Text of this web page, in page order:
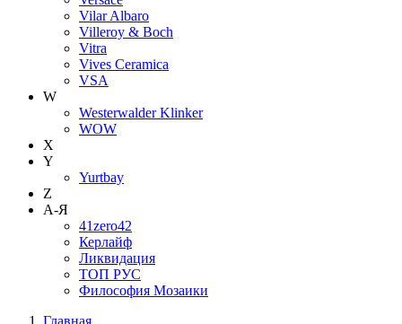
Vilar Albaro
Villeroy & Boch
Vitra
Vives Ceramica
VSA
W
Westerwalder Klinker
WOW
X
Y
Yurtbay
Z
А-Я
41zero42
Керлайф
Ликвидация
ТОП РУС
Философия Мозаики
Главная